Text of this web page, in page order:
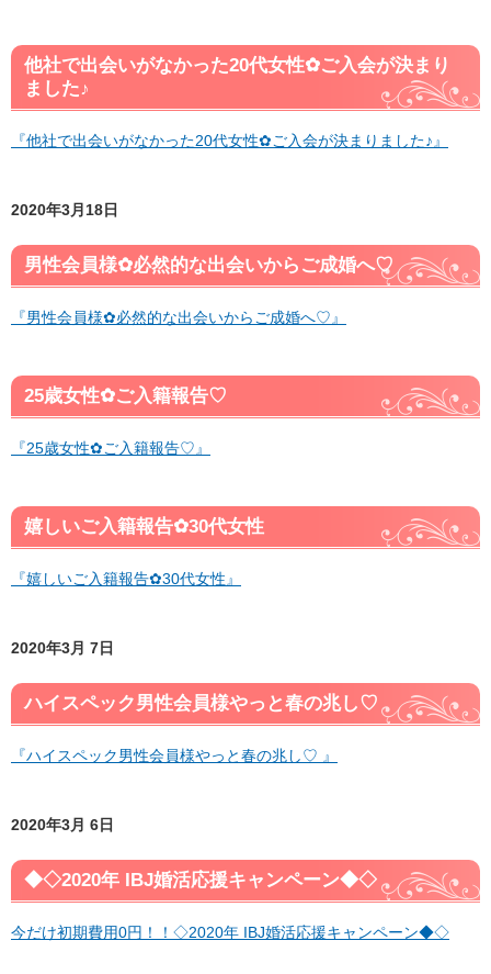
他社で出会いがなかった20代女性✿ご入会が決まり
ました♪
『他社で出会いがなかった20代女性✿ご入会が決まりました♪』
2020年3月18日
男性会員様✿必然的な出会いからご成婚へ♡
『男性会員様✿必然的な出会いからご成婚へ♡』
25歳女性✿ご入籍報告♡
『25歳女性✿ご入籍報告♡』
嬉しいご入籍報告✿30代女性
『嬉しいご入籍報告✿30代女性』
2020年3月 7日
ハイスペック男性会員様やっと春の兆し♡
『ハイスペック男性会員様やっと春の兆し♡ 』
2020年3月 6日
◆◇2020年 IBJ婚活応援キャンペーン◆◇
今だけ初期費用0円！！◇2020年 IBJ婚活応援キャンペーン◆◇